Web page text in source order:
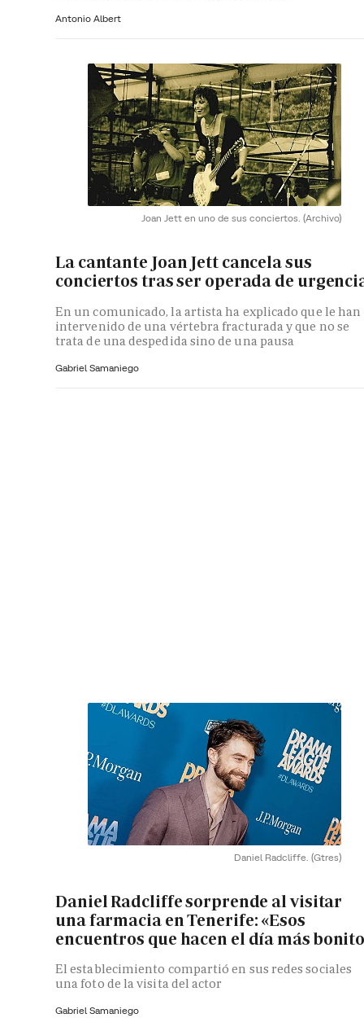
Antonio Albert
Joan Jett en uno de sus conciertos. (Archivo)
La cantante Joan Jett cancela sus
conciertos tras ser operada de
En un comunicado, la artista ha explicado que le han
intervenido de una vértebra fracturada y que no se
trata de una despedida sino de una pausa
Gabriel Samaniego
Daniel Radcliffe. (Gtres)
Daniel Radcliffe sorprende al visitar
una farmacia en Tenerife: «Esos
encuentros que hacen el día más
El establecimiento compartió en sus redes sociales
una foto de la visita del actor
Gabriel Samaniego